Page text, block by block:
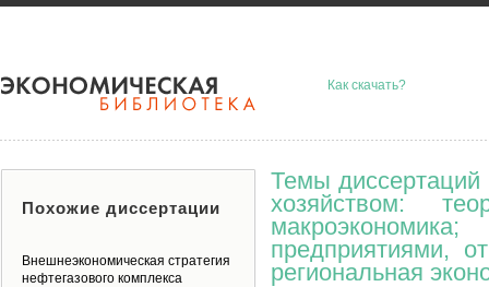
Как скачать?
Темы диссертаций
хозяйством:
предприятиями,
региональная
Похожие диссертации
Внешнеэкономическая стратегия
нефтегазового комплекса